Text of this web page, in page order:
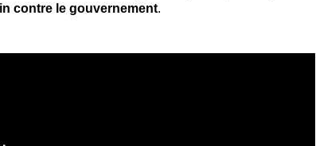
contre le gouvernement.